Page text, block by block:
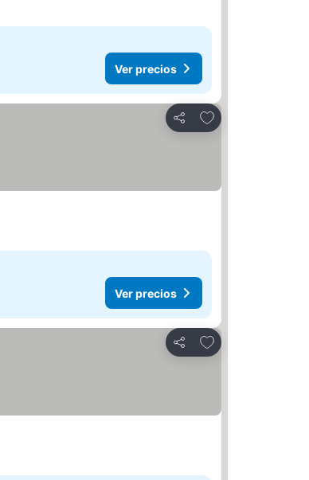
Ver precios
Compartir
Agregar a favoritos
Ver precios
Compartir
Agregar a favoritos